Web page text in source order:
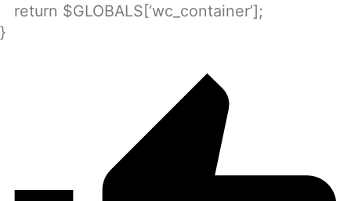
return $GLOBALS[‘wc_container’];
}